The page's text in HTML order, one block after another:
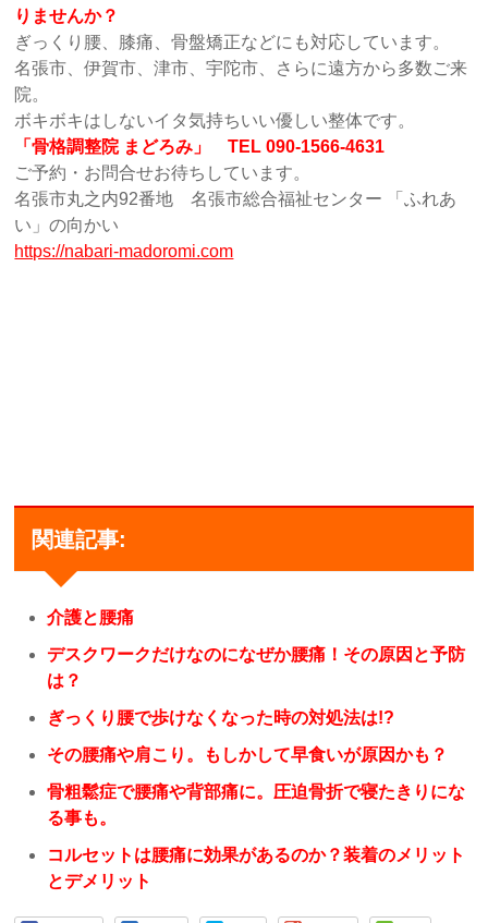
りませんか？
ぎっくり腰、膝痛、骨盤矯正などにも対応しています。
名張市、伊賀市、津市、宇陀市、さらに遠方から多数ご来
院。
ボキボキはしないイタ気持ちいい優しい整体です。
「骨格調整院 まどろみ」 TEL 090-1566-4631
ご予約・お問合せお待ちしています。
名張市丸之内92番地 名張市総合福祉センター 「ふれあ
い」の向かい
https://nabari-madoromi.com
関連記事:
介護と腰痛
デスクワークだけなのになぜか腰痛！その原因と予防
は？
ぎっくり腰で歩けなくなった時の対処法は!?
その腰痛や肩こり。もしかして早食いが原因かも？
骨粗鬆症で腰痛や背部痛に。圧迫骨折で寝たきりにな
る事も。
コルセットは腰痛に効果があるのか？装着のメリット
とデメリット